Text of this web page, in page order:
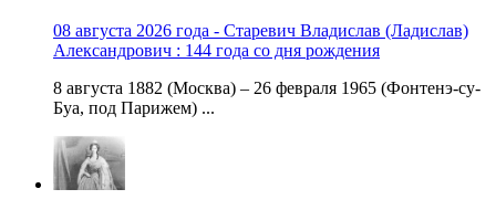
08 августа 2026 года - Старевич Владислав (Ладислав)
Александрович : 144 года со дня рождения
8 августа 1882 (Москва) – 26 февраля 1965 (Фонтенэ-су-
Буа, под Парижем) ...